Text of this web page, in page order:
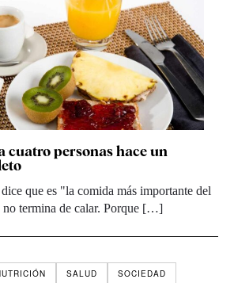
cuatro personas hace un
que es "la comida más importante del
no termina de calar. Porque […]
SALUD SOCIEDAD